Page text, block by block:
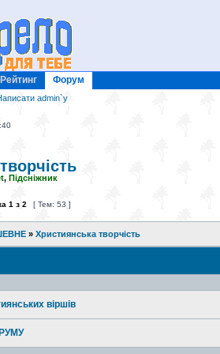
Рейтинг Форум
admin`у
, Підсніжник
1 з 2 [ Тем: 53 ]
» Християнська творчість
віршів